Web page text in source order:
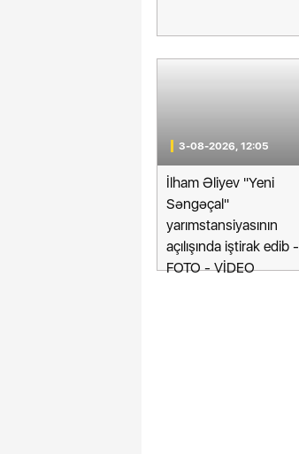
3-08-2026, 12:05
İlham Əliyev "Yeni
Səngəçal"
yarımstansiyasının
açılışında iştirak edib -
FOTO - VİDEO